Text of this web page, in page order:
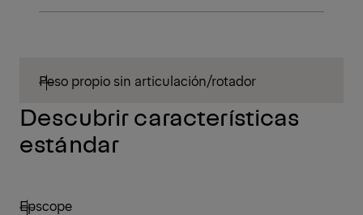
Peso propio sin articulación/rotador
Descubrir características
estándar
Epscope